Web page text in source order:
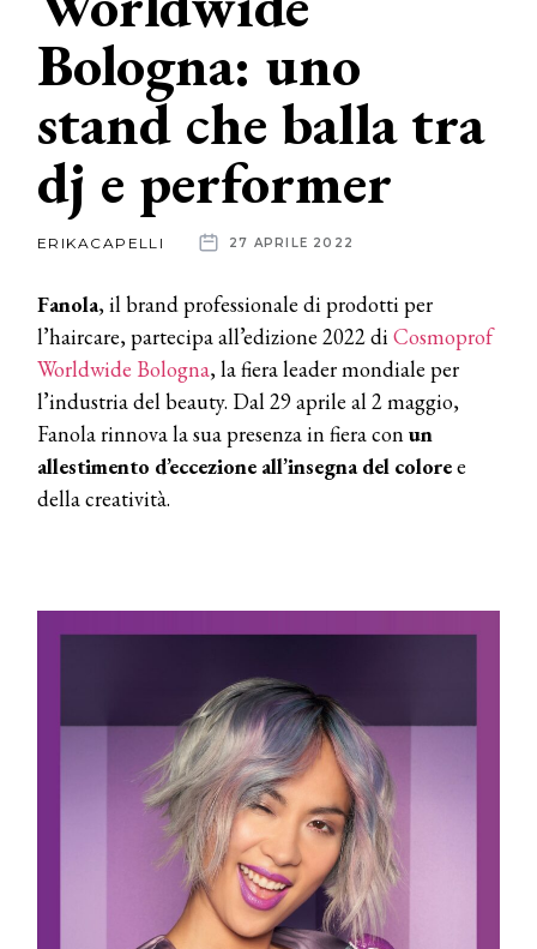
News
dalle
aziende
Bologna: uno
stand che balla tra
dj e performer
ERIKACAPELLI 27 APRILE 2022
Fanola, il brand professionale di prodotti per
l’haircare, partecipa all’edizione 2022 diCosmoprof
Worldwide Bologna, la fiera leader mondiale per
l’industria del beauty. Dal 29 aprile al 2 maggio,
Fanola rinnova la sua presenza in fiera conun
allestimento d’eccezione all’insegna del coloree
della creatività.